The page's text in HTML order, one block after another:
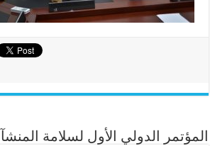
المؤتمر الدولي الأول لسلامة